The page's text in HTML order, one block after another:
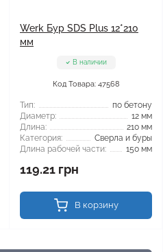
Werk Бур SDS Plus 12*210
мм
В наличии
Код Товара: 47568
Тип:
по бетону
Диаметр:
12 мм
Длина:
210 мм
Категория:
Сверла и буры
Длина рабочей части:
150 мм
119.21 грн
В корзину